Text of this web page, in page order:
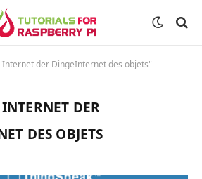
der DingeInternet des objets"
INTERNET DER
DES OBJETS